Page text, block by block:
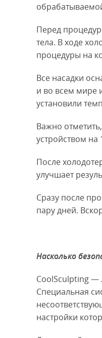
Перед
тела. В ходе
процедуры на
Все насадки
и во всем мире
установили
Важно
устройством на
После
улучшает
Сразу после
пару дней.
Насколько
CoolSculpting —
Специальная
настройки